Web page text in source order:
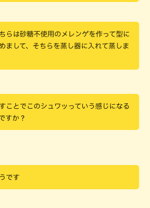
らは砂糖不使用のメレンゲを作って型に
まして、そちらを蒸し器に入れて蒸しま
ことでこのシュワッっていう感じになる
すか？
です